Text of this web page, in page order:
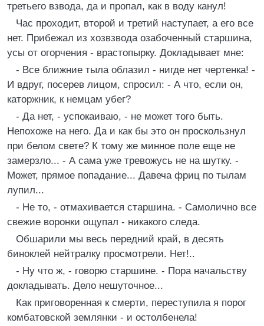
третьего взвода, да и пропал, как в воду канул!
Час проходит, второй и третий наступает, а его все
нет. Прибежал из хозвзвода озабоченный старшина,
усы от огорчения - врастопырку. Докладывает мне:
- Все ближние тыла облазил - нигде нет чертенка! -
И вдруг, посерев лицом, спросил: - А что, если он,
каторжник, к немцам убег?
- Да нет, - успокаиваю, - не может того быть.
Непохоже на него. Да и как бы это он проскользнул
при белом свете? К тому же минное поле еще не
замерзло... - А сама уже тревожусь не на шутку. -
Может, прямое попадание... Давеча фриц по тылам
лупил...
- Не то, - отмахивается старшина. - Самолично все
свежие воронки ощупал - никакого следа.
Обшарили мы весь передний край, в десять
биноклей нейтралку просмотрели. Нет!..
- Ну что ж, - говорю старшине. - Пора начальству
докладывать. Дело нешуточное...
Как приговоренная к смерти, переступила я порог
комбатовской землянки - и остолбенела!